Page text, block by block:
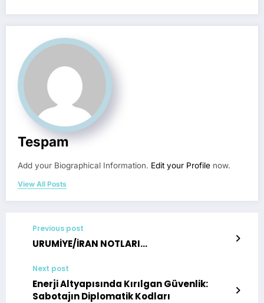
Tespam
Add your Biographical Information. Edit your Profile now.
View All Posts
Previous post
URUMİYE/İRAN NOTLARI…
Next post
Enerji Altyapısında Kırılgan Güvenlik:
Sabotajın Diplomatik Kodları